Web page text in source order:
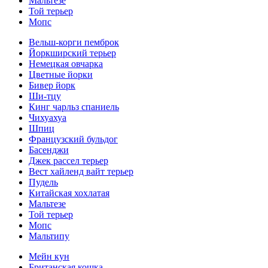
Той терьер
Мопс
Вельш-корги пемброк
Йоркширский терьер
Немецкая овчарка
Цветные йорки
Бивер йopк
Ши-тцу
Кинг чарльз спаниель
Чихуахуа
Шпиц
Французский бульдог
Басенджи
Джек рассел терьер
Вест хайленд вайт терьер
Пудель
Китайская хохлатая
Мальтезе
Той терьер
Мопс
Мальтипу
Мейн кун